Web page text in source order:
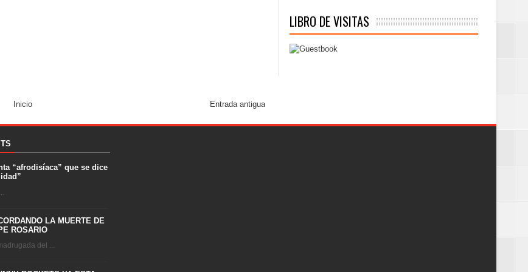
Entrada antigua
Inicio
LIBRO DE VISITAS
“afrodisíaca” que se dice
LA MUERTE DE
ROSARIO
del ...